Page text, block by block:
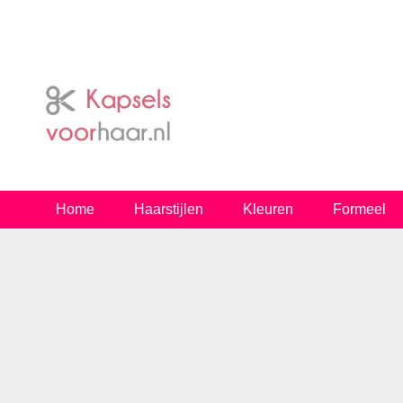
Home Haarstijlen Kleuren Formeel